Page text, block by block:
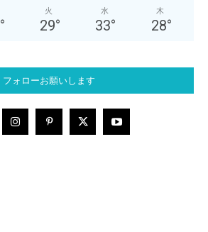
°
火
29°
水
33°
木
28°
フォローお願いします